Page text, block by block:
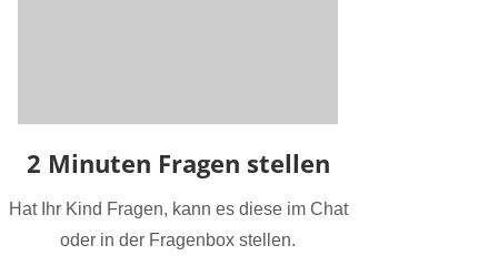
2 Minuten Fragen stellen
Hat Ihr Kind Fragen, kann es diese im Chat
oder in der Fragenbox stellen.